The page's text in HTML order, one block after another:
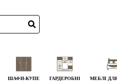
ШАФИ-КУПЕ ГАРДЕРОБНІ МЕБЛІ